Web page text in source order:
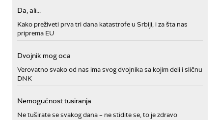
Da, ali...
Kako preživeti prva tri dana katastrofe u Srbiji, i za šta nas
priprema EU
Dvojnik mog oca
Verovatno svako od nas ima svog dvojnika sa kojim deli i sličnu
DNK
Nemogućnost tusiranja
Ne tuširate se svakog dana – ne stidite se, to je zdravo